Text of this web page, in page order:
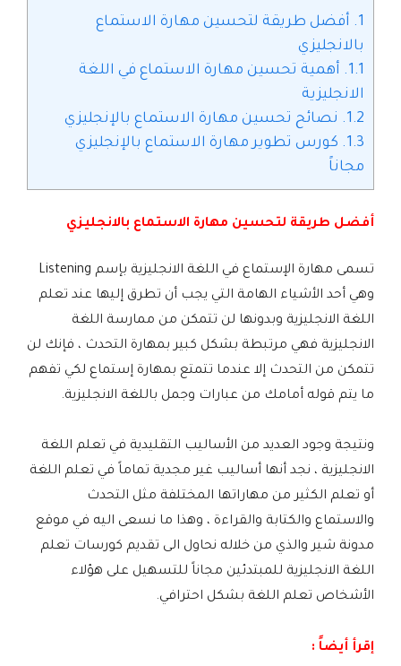
1.
أفضل طريقة لتحسين مهارة الاستماع
بالانجليزي
1.1.
أهمية تحسين مهارة الاستماع في اللغة
الانجليزية
1.2.
نصائح تحسين مهارة الاستماع بالإنجليزي
1.3.
كورس تطوير مهارة الاستماع بالإنجليزي
مجاناً
أفضل طريقة لتحسين مهارة الاستماع بالانجليزي
تسمى مهارة الإستماع في اللغة الانجليزية بإسم Listening
وهي أحد الأشياء الهامة التي يجب أن تطرق إليها عند تعلم
اللغة الانجليزية وبدونها لن تتمكن من ممارسة اللغة
الانجليزية فهي مرتبطة بشكل كبير بمهارة التحدث ، فإنك لن
تتمكن من التحدث إلا عندما تتمتع بمهارة إستماع لكي تفهم
ما يتم قوله أمامك من عبارات وجمل باللغة الانجليزية.
ونتيجة وجود العديد من الأساليب التقليدية في تعلم اللغة
الانجليزية ، نجد أنها أساليب غير مجدية تماماً في تعلم اللغة
أو تعلم الكثير من مهاراتها المختلفة مثل التحدث
والاستماع والكتابة والقراءة ، وهذا ما نسعى اليه في موقع
مدونة شير والذي من خلاله نحاول الى تقديم كورسات تعلم
اللغة الانجليزية للمبتدئين مجاناً للتسهيل على هؤلاء
الأشخاص تعلم اللغة بشكل احترافي.
إقرأ أيضاً :